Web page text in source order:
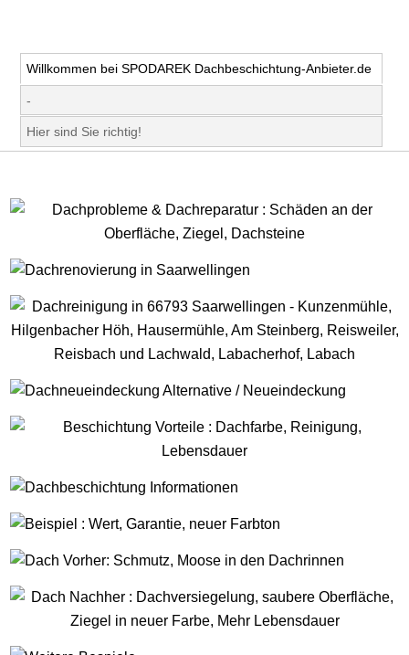
Willkommen bei SPODAREK Dachbeschichtung-Anbieter.de
-
Hier sind Sie richtig!